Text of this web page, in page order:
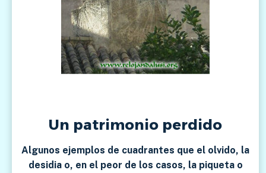
Un patrimonio perdido
Algunos ejemplos de cuadrantes que el olvido, la
desidia o, en el peor de los casos, la piqueta o